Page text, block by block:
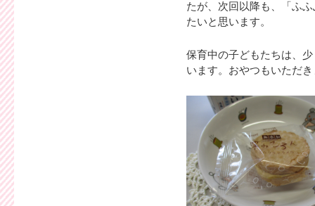
たが、次回以降も、「ふ
たいと思います。
保育中の子どもたちは、
います。おやつもいただ